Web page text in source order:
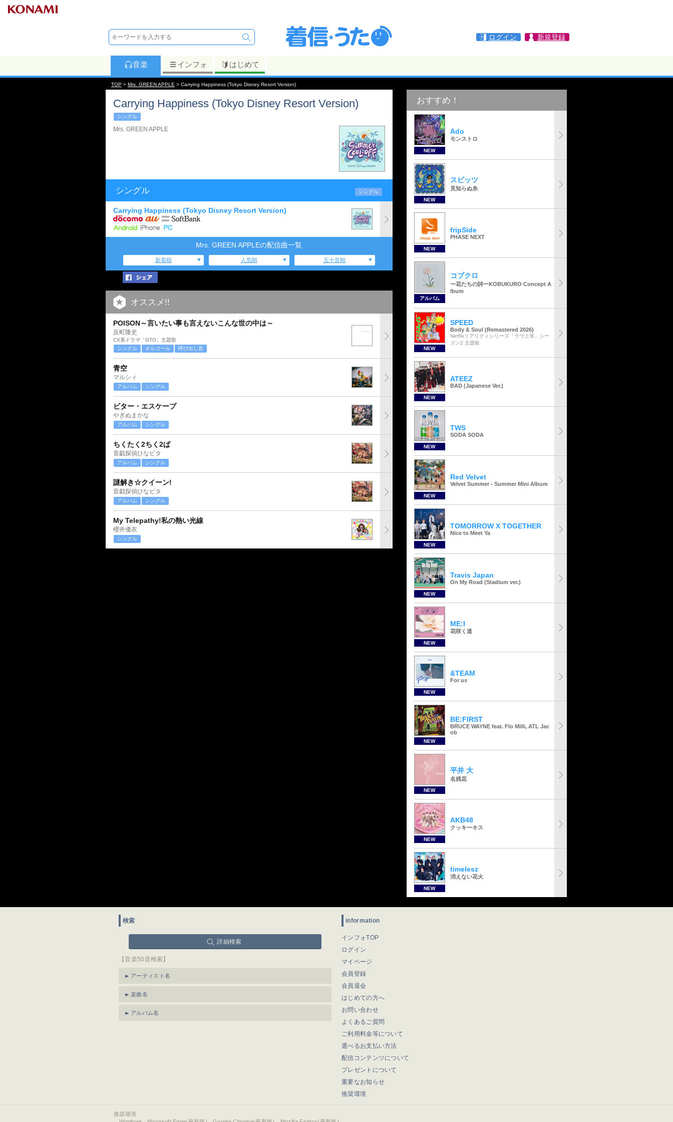
ログイン 新規登録
音楽 インフォ はじめて
TOP > Mrs. GREEN APPLE > Carrying Happiness (Tokyo Disney Resort Version)
Carrying Happiness (Tokyo Disney Resort Version)
シングル
Mrs. GREEN APPLE
シングル シングル
Carrying Happiness (Tokyo Disney Resort Version)
Mrs. GREEN APPLEの配信曲一覧
新着順 人気順 五十音順
オススメ!!
POISON～言いたい事も言えないこんな世の中は～
反町隆史
CX系ドラマ「GTO」主題歌
シングル
オルゴール 呼び出し音
青空
マルシィ
アルバム シングル
ビター・エスケープ
やぎぬまかな
アルバム シングル
ちくたく2ちく2ぱ
音戯探偵ひなビタ
アルバム シングル
謎解き☆クイーン!
音戯探偵ひなビタ
アルバム シングル
My Telepathy!私の熱い光線
櫻井優衣
シングル
おすすめ！
NEW
Ado
モンストロ
NEW
スピッツ
見知らぬ糸
NEW
fripSide
PHASE NEXT
アルバム
コブクロ
ー花たちの詩ーKOBUKURO Concept A
lbum
NEW
SPEED
Body & Soul (Remastered 2026)
Netflixリアリティシリーズ「ラヴ上等」シー
ズン2 主題歌
NEW
ATEEZ
BAD (Japanese Ver.)
NEW
TWS
SODA SODA
NEW
Red Velvet
Velvet Summer - Summer Mini Album
NEW
TOMORROW X TOGETHER
Nice to Meet Ya
NEW
Travis Japan
On My Road (Stadium ver.)
NEW
ME:I
花咲く道
NEW
&TEAM
For us
NEW
BE:FIRST
BRUCE WAYNE feat. Flo Milli, ATL Jac
ob
NEW
平井 大
名残花
NEW
AKB48
クッキーキス
NEW
timelesz
消えない花火
検索
詳細検索
【音楽50音検索】
アーティスト名
楽曲名
アルバム名
information
インフォTOP
ログイン
マイページ
会員登録
会員退会
はじめての方へ
お問い合わせ
よくあるご質問
ご利用料金等について
選べるお支払い方法
配信コンテンツについて
プレゼントについて
重要なお知らせ
推奨環境
推奨環境